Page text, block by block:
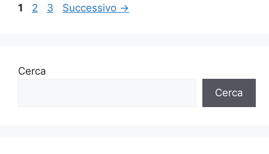
Pagina
1 Pagina
2 Pagina
3 Successivo →
Cerca
Cerca